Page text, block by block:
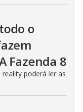
o
Fazenda 8
poderá ler as